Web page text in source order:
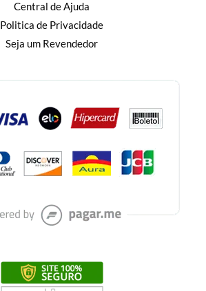
Central de Ajuda
Politica de Privacidade
Seja um Revendedor